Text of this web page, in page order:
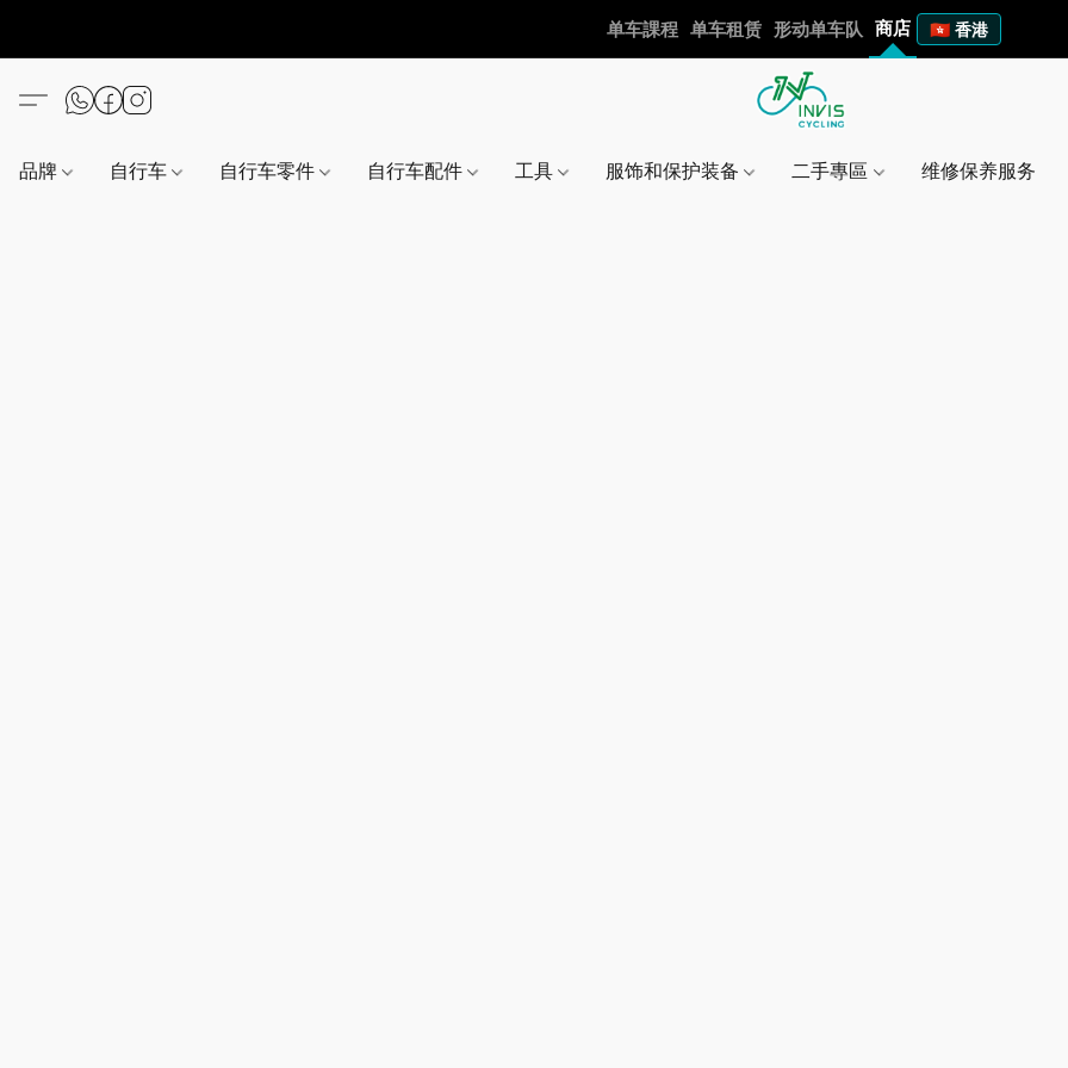
单车課程 单车租赁 形动单车队 商店 🇭🇰 香港
品牌 自行车 自行车零件 自行车配件 工具 服饰和保护装备 二手專區 维修保养服务